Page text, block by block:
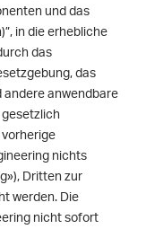
und das
in die erhebliche
das
das
andere anwendbare
nichts
Dritten zur
werden. Die
nicht sofort